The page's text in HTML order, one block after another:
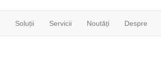
Soluții Servicii Noutăți Despre